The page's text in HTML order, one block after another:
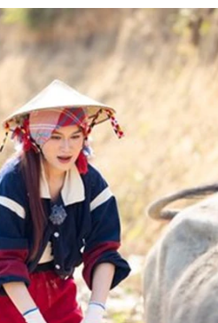
Góc nhìn luật gia
Hồ sơ điều tra
Tiếng nói công dân
An ninh - Hình sự
INFOCUS